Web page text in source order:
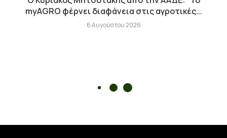
myAGRO φέρνει διαφάνεια στις αγροτικές...
6 Αυγούστου 2026